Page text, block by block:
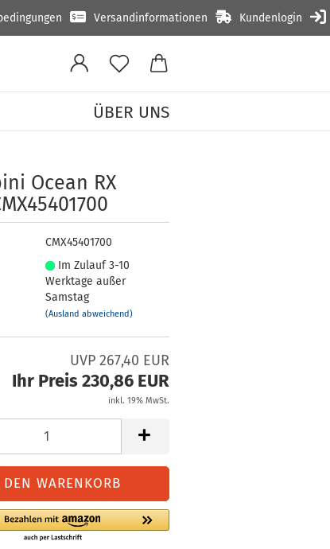
Kundenlogin
Versandinformationen
ÜBER UNS
Ocean RX
CMX45401700
Im Zulauf 3-10
Werktage außer
Samstag
(Ausland abweichend)
UVP 267,40 EUR
Ihr Preis 230,86 EUR
inkl. 19% MwSt.